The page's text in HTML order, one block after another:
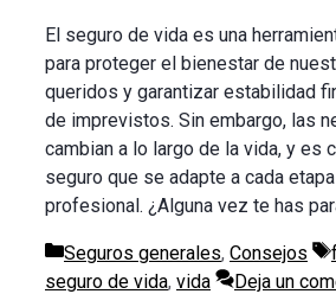
El seguro de vida es una
para proteger el bienestar de
queridos y garantizar estabilidad
de imprevistos. Sin embargo, las
cambian a lo largo de la vida, y es
seguro que se adapte a cada
profesional. ¿Alguna vez te has
Categorías
Seguros generales, Consejos
seguro de vida, vida Deja un